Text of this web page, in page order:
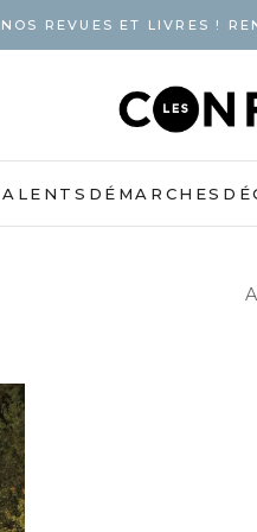
REVUES ET LIVRES !
DÉMARCHES